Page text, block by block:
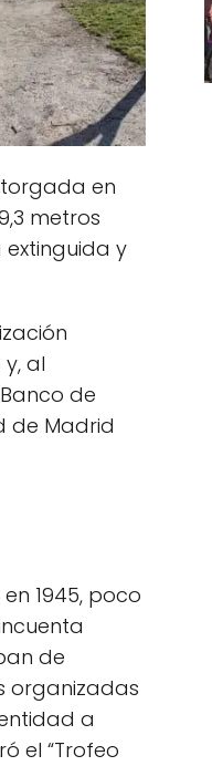
en
metros
y
al
de
de Madrid
1945, poco
de
organizadas
a
el “Trofeo